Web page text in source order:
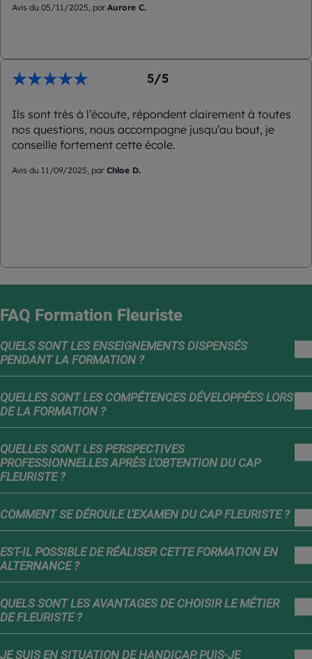
Avis du 05/11/2025, par Aurore C.
5/5
Ils sont très à l’écoute, répondent clairement à toutes
nos questions, nous accompagne jusqu’au bout, je
conseille fortement cette école.
Avis du 11/09/2025, par Chloe D.
FAQ Formation Fleuriste
QUELS SONT LES ENSEIGNEMENTS DISPENSÉS
PENDANT LA FORMATION ?
QUELLES SONT LES COMPÉTENCES DÉVELOPPÉES LORS
DE LA FORMATION ?
QUELLES SONT LES PERSPECTIVES
PROFESSIONNELLES APRÈS L’OBTENTION DU CAP
FLEURISTE ?
COMMENT SE DÉROULE L’EXAMEN DU CAP FLEURISTE ?
EST-IL POSSIBLE DE RÉALISER CETTE FORMATION EN
ALTERNANCE ?
QUELS SONT LES AVANTAGES DE CHOISIR LE MÉTIER
DE FLEURISTE ?
JE SUIS EN SITUATION DE HANDICAP, PUIS-JE
Lors de la navigation sur notre site, nous recueillons et traitons